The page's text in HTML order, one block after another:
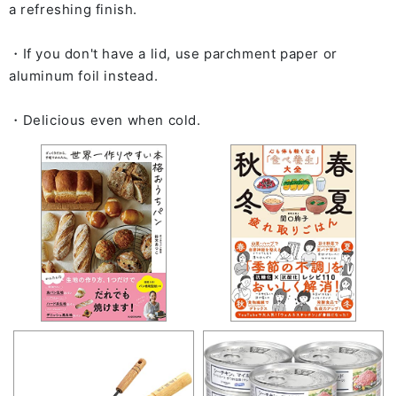
a refreshing finish.
・If you don't have a lid, use parchment paper or
aluminum foil instead.